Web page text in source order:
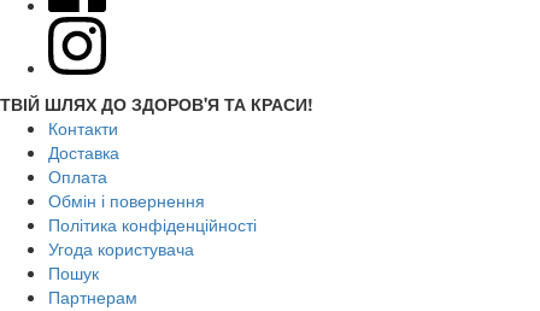
ТВІЙ ШЛЯХ ДО ЗДОРОВ'Я ТА КРАСИ!
Контакти
Доставка
Оплата
Обмін і повернення
Політика конфіденційності
Угода користувача
Пошук
Партнерам